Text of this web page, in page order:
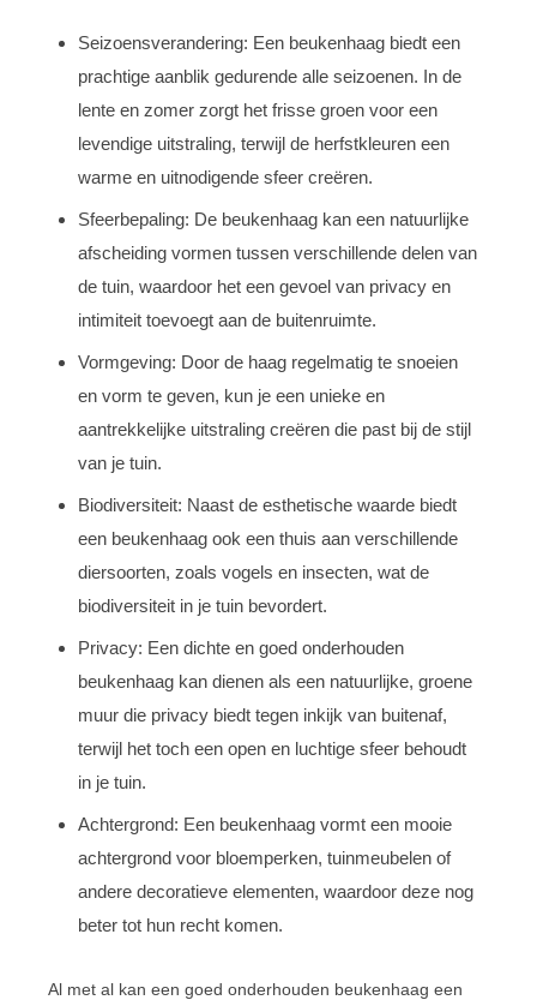
Seizoensverandering: Een beukenhaag biedt een
prachtige aanblik gedurende alle seizoenen. In de
lente en zomer zorgt het frisse groen voor een
levendige uitstraling, terwijl de herfstkleuren een
warme en uitnodigende sfeer creëren.
Sfeerbepaling: De beukenhaag kan een natuurlijke
afscheiding vormen tussen verschillende delen van
de tuin, waardoor het een gevoel van privacy en
intimiteit toevoegt aan de buitenruimte.
Vormgeving: Door de haag regelmatig te snoeien
en vorm te geven, kun je een unieke en
aantrekkelijke uitstraling creëren die past bij de stijl
van je tuin.
Biodiversiteit: Naast de esthetische waarde biedt
een beukenhaag ook een thuis aan verschillende
diersoorten, zoals vogels en insecten, wat de
biodiversiteit in je tuin bevordert.
Privacy: Een dichte en goed onderhouden
beukenhaag kan dienen als een natuurlijke, groene
muur die privacy biedt tegen inkijk van buitenaf,
terwijl het toch een open en luchtige sfeer behoudt
in je tuin.
Achtergrond: Een beukenhaag vormt een mooie
achtergrond voor bloemperken, tuinmeubelen of
andere decoratieve elementen, waardoor deze nog
beter tot hun recht komen.
Al met al kan een goed onderhouden beukenhaag een